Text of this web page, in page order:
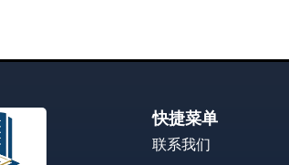
快捷菜单
联系我们